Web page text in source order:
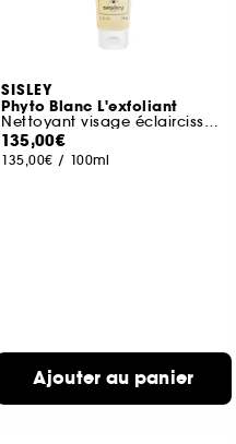
SISLEY
Phyto Blanc L'exfoliant
Nettoyant visage éclaircissant
135,00€
135,00€ / 100ml
Ajouter au panier